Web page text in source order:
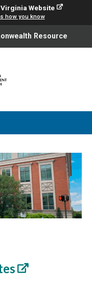
Website
how you know
Resource